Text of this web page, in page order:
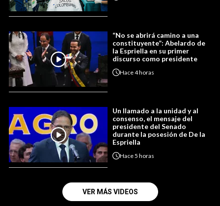
“No se abrirá camino a una
constituyente”: Abelardo de
la Espriella en su primer
discurso como presidente
Hace4 horas
Un llamado a la unidad y al
consenso, el mensaje del
presidente del Senado
durante la posesión de De la
Espriella
Hace5 horas
VER MÁS VIDEOS